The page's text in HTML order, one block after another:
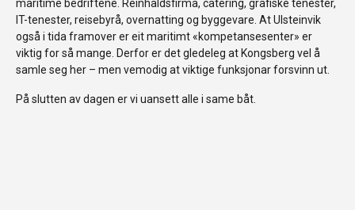
maritime bedriftene. Reinhaldsfirma, catering, grafiske tenester,
IT-tenester, reisebyrå, overnatting og byggevare. At Ulsteinvik
også i tida framover er eit maritimt «kompetansesenter» er
viktig for så mange. Derfor er det gledeleg at Kongsberg vel å
samle seg her – men vemodig at viktige funksjonar forsvinn ut.
På slutten av dagen er vi uansett alle i same båt.